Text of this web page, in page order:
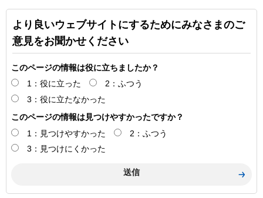
より良いウェブサイトにするためにみなさまのご
意見をお聞かせください
このページの情報は役に立ちましたか？
1：役に立った
2：ふつう
3：役に立たなかった
このページの情報は見つけやすかったですか？
1：見つけやすかった
2：ふつう
3：見つけにくかった